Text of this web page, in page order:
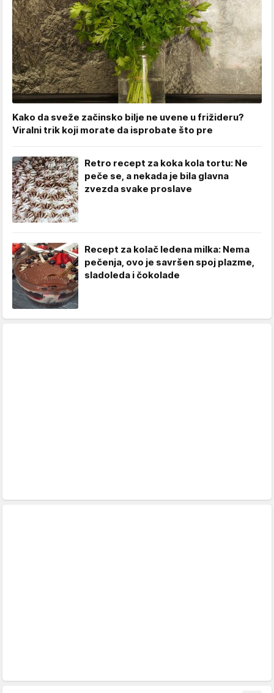
Kako da sveže začinsko bilje ne uvene u frižideru?
Viralni trik koji morate da isprobate što pre
Retro recept za koka kola tortu: Ne
peče se, a nekada je bila glavna
zvezda svake proslave
Recept za kolač ledena milka: Nema
pečenja, ovo je savršen spoj plazme,
sladoleda i čokolade